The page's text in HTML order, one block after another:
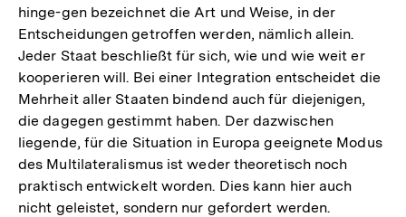
hinge-gen bezeichnet die Art und Weise, in der
Entscheidungen getroffen werden, nämlich allein.
Jeder Staat beschließt für sich, wie und wie weit er
kooperieren will. Bei einer Integration entscheidet die
Mehrheit aller Staaten bindend auch für diejenigen,
die dagegen gestimmt haben. Der dazwischen
liegende, für die Situation in Europa geeignete Modus
des Multilateralismus ist weder theoretisch noch
praktisch entwickelt worden. Dies kann hier auch
nicht geleistet, sondern nur gefordert werden.